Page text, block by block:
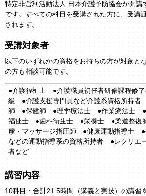
特定非営利活動法人 日本介護予防協会が開講
です。すべての科目を受講された方に、受講
されます。
受講対象者
以下のいずれかの資格をお持ちの方が対象と
の方も相談可能です。
●介護福祉士 ●介護職員初任者研修課程修
級 ●介護支援専門員など介護系資格所持
師 ●保健師 ●理学療法士 ●作業療法士 ●
福祉士 ●歯科衛生士 ●栄養士 ●柔道整
摩・マッサージ指圧師 ●健康運動指導士 ●
などの運動指導系の資格所持者 ●レクリエ
者など
講習内容
10科目・合計21.5時間（講義と実技）の講習